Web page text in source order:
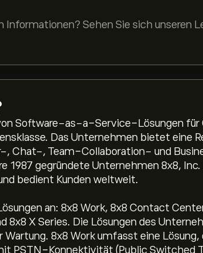
Informationen? Sehen Sie sich unseren
Software-as-a-Service-Lösungen für
Das Unternehmen bietet eine
Chat-, Team-Collaboration- und
1987 gegründete Unternehmen 8x8,
bedient Kunden weltweit.
an: 8x8 Work, 8x8 Contact
8x8 X Series. Die Lösungen des
8x8 Work umfasst eine Lösung,
PSTN-Konnektivität (Public Switched